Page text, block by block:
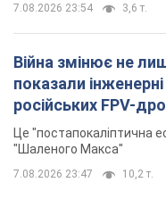
7.08.2026 23:54 3,6 т.
Війна змінює не
показали
російських FPV-
Це "постапокаліптична
"Шаленого Макса"
7.08.2026 23:47 10,2 т.